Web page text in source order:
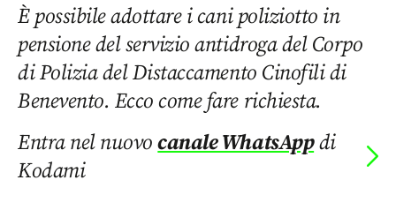
È possibile adottare i cani poliziotto in
pensione del servizio antidroga del Corpo
di Polizia del Distaccamento Cinofili di
Benevento. Ecco come fare richiesta.
Entra nel nuovocanale WhatsAppdi
Kodami